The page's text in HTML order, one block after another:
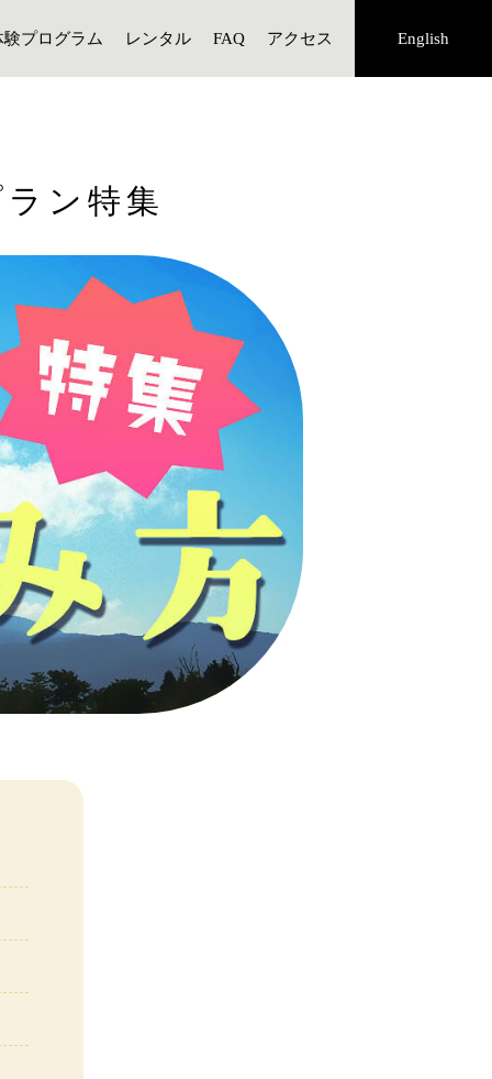
験プログラム レンタル FAQ アクセス English
ン特集